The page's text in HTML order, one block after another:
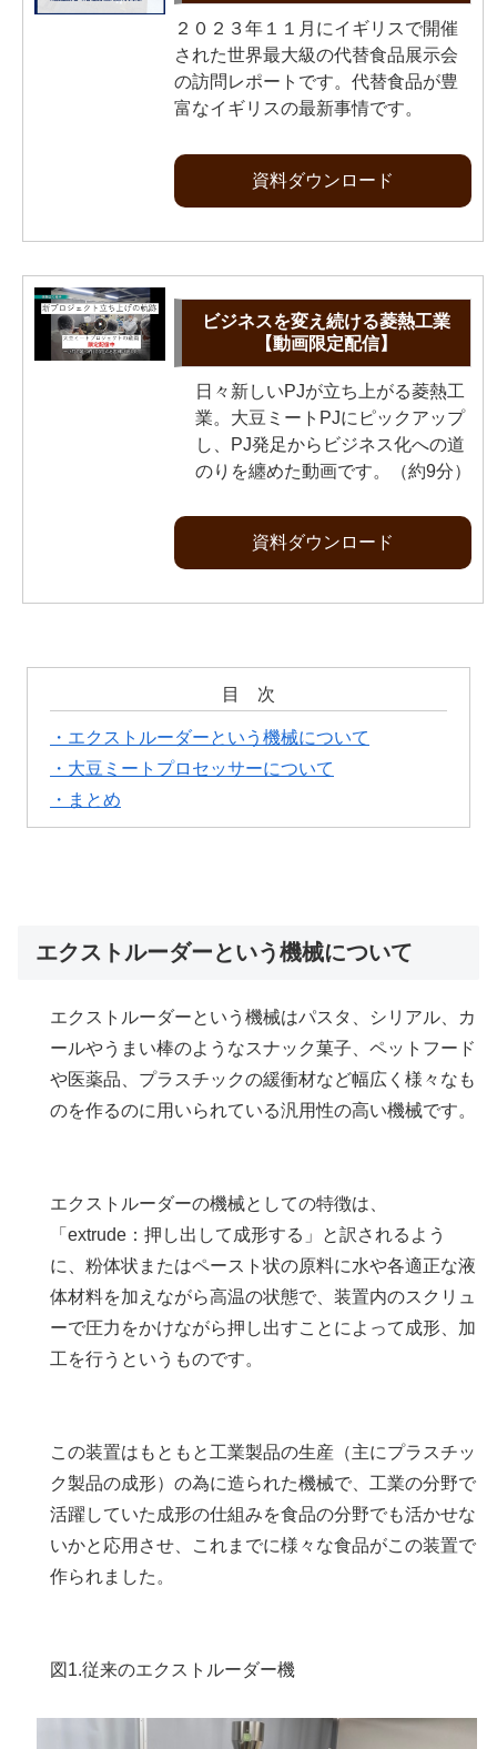
２０２３年１１月にイギリスで開催
された世界最大級の代替食品展示会
の訪問レポートです。代替食品が豊
富なイギリスの最新事情です。
資料ダウンロード
ビジネスを変え続ける菱熱工業
【動画限定配信】
日々新しいPJが立ち上がる菱熱工
業。大豆ミートPJにピックアップ
し、PJ発足からビジネス化への道
のりを纏めた動画です。（約9分）
資料ダウンロード
目 次
・エクストルーダーという機械について
・大豆ミートプロセッサーについて
・まとめ
エクストルーダーという機械について
エクストルーダーという機械はパスタ、シリアル、カ
ールやうまい棒のようなスナック菓子、ペットフード
や医薬品、プラスチックの緩衝材など幅広く様々なも
のを作るのに用いられている汎用性の高い機械です。
エクストルーダーの機械としての特徴は、
「extrude：押し出して成形する」と訳されるよう
に、粉体状またはペースト状の原料に水や各適正な液
体材料を加えながら高温の状態で、装置内のスクリュ
ーで圧力をかけながら押し出すことによって成形、加
工を行うというものです。
この装置はもともと工業製品の生産（主にプラスチッ
ク製品の成形）の為に造られた機械で、工業の分野で
活躍していた成形の仕組みを食品の分野でも活かせな
いかと応用させ、これまでに様々な食品がこの装置で
作られました。
図1.従来のエクストルーダー機